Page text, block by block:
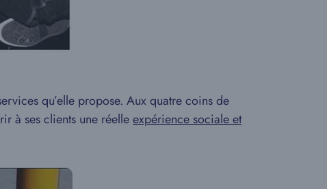
qu’elle propose. Aux quatre coins de
à ses clients une réelleexpérience sociale et